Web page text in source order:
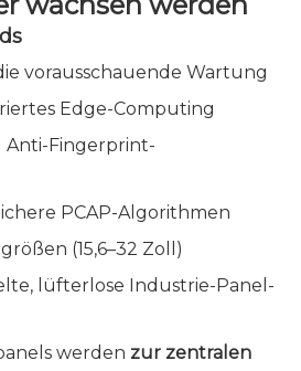
vorausschauende Wartung
Edge-Computing
Fingerprint-
PCAP-Algorithmen
(15,6–32 Zoll)
lüfterlose Industrie-Panel-
werden zur zentralen